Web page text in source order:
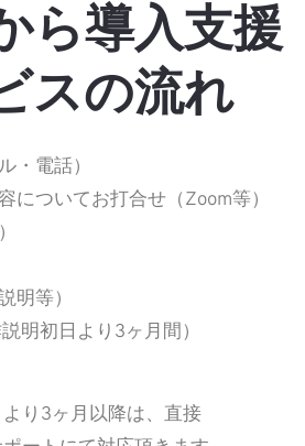
ら導入支援
スの流れ
・電話）
についてお打合せ（Zoom等）
明等）
明初日より3ヶ月間）
り3ヶ月以降は、直接